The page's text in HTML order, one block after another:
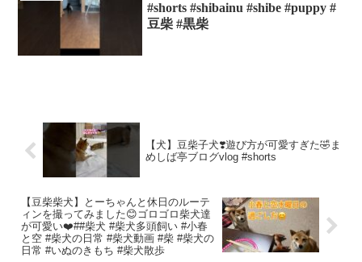
#shorts #shibainu #shibe #puppy #
豆柴 #黒柴
【犬】豆柴子犬❣️遊び方が可愛すぎた🤣ま
めしば亭ブログvlog #shorts
【豆柴柴犬】とーちゃんと休日のルーテ
ィンを撮ってみました😊ゴロゴロ柴犬達
が可愛い❤️##柴犬 #柴犬多頭飼い #小春
と空 #柴犬の日常 #柴犬動画 #柴 #柴犬の
日常 #いぬのきもち #柴犬散歩